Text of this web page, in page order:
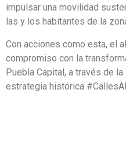
impulsar una movilidad
las y los habitantes de la
Con acciones como esta, el
compromiso con la
Puebla Capital, a través de
estrategia histórica